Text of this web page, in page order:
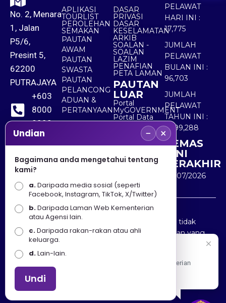
No. 2, Menara
1, Jalan
P5/6,
Presint 5,
62200
PUTRAJAYA
+603
8000
8000
+603
8891
7100
APLIKASI
TOURLIST
PEROLEHAN
SEMAKAN
PAUTAN
AWAM
PAUTAN
SWASTA
PAUTAN
PELANCONG
ADUAN &
PERTANYAAN
DASAR
PRIVASI
DASAR
KESELAMATAN
ARKIB
SOALAN -
SOALAN
LAZIM
PENAFIAN
PETA LAMAN
PAUTAN
LUAR
Portal
MyGOVERNMENT
Portal Data
Terbuka
Sektor Awam
PELAWAT
HARI INI :
17,775
JUMLAH
PELAWAT
BULAN INI :
96,703
JUMLAH
PELAWAT
TAHUN INI :
5,499,288
KEMAS
KINI
TERAKHIR
30/07/2026
Penafian : Kerajaan Malaysia dan Kementerian
Pelancongan Seni dan Budaya (MOTAC) adalah tidak
bertanggungjawab atas kehilangan atau kerugian yang
disebabkan oleh penggunaan mana-mana maklumat
yang diperolehi dari portal ini.
Hakcipta © 2025 KEMENTERIAN PELANCONGAN SENI
DAN BUDAYA. | Hak Cipta Terpelihara.
Undian − ×
Bagaimana anda mengetahui tentang
kami?
a.Daripada media sosial (seperti
Facebook, Instagram, TikTok, X/Twitter)
b.Daripada Laman Web Kementerian
atau Agensi lain.
c.Daripada rakan-rakan atau ahli
keluarga.
d.Lain-lain.
Undi
Apa Khabar! Selamat datang ke Portal Rasmi Kementerian
Pelancongan, Seni dan Budaya